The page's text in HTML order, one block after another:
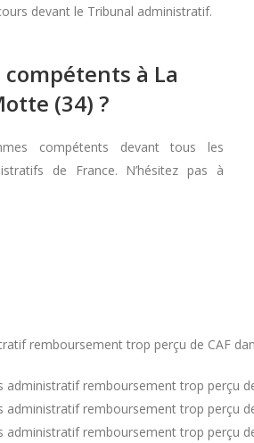
devant le Tribunal administratif.
compétents à La
(34) ?
compétents devant tous les
de France. N’hésitez pas à
remboursement trop perçu de CAF
administratif remboursement trop perçu
administratif remboursement trop perçu
administratif remboursement trop perçu